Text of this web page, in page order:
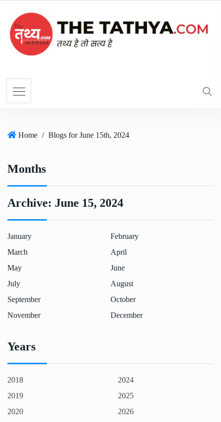
Home / Blogs for June 15th, 2024
Months
Archive: June 15, 2024
January
February
March
April
May
June
July
August
September
October
November
December
Years
2018
2019
2020
2024
2025
2026